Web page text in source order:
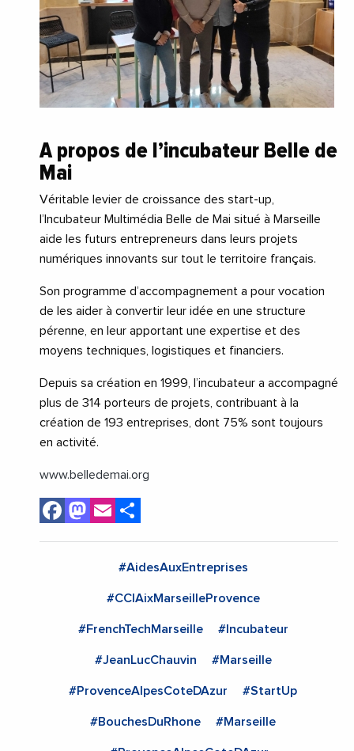
A propos de l’incubateur Belle de
Mai
Véritable levier de croissance des start-up,
l’Incubateur Multimédia Belle de Mai situé à Marseille
aide les futurs entrepreneurs dans leurs projets
numériques innovants sur tout le territoire français.
Son programme d’accompagnement a pour vocation
de les aider à convertir leur idée en une structure
pérenne, en leur apportant une expertise et des
moyens techniques, logistiques et financiers.
Depuis sa création en 1999, l’incubateur a accompagné
plus de 314 porteurs de projets, contribuant à la
création de 193 entreprises, dont 75% sont toujours
en activité.
www.belledemai.org
Facebook
Mastodon
Email
#AidesAuxEntreprises
#CCIAixMarseilleProvence
#FrenchTechMarseille #Incubateur
#JeanLucChauvin #Marseille
#ProvenceAlpesCoteDAzur #StartUp
#BouchesDuRhone #Marseille